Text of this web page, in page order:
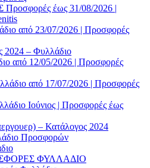
έως 31/08/2026 |
από 23/07/2026 | Προσφορές
2024 – Φυλλάδιο
από 12/05/2026 | Προσφορές
από 17/07/2026 | Προσφορές
Ιούνιος | Προσφορές έως
– Κατάλογος 2024
Προσφορών
ΦΥΛΛΑΔΙΟ